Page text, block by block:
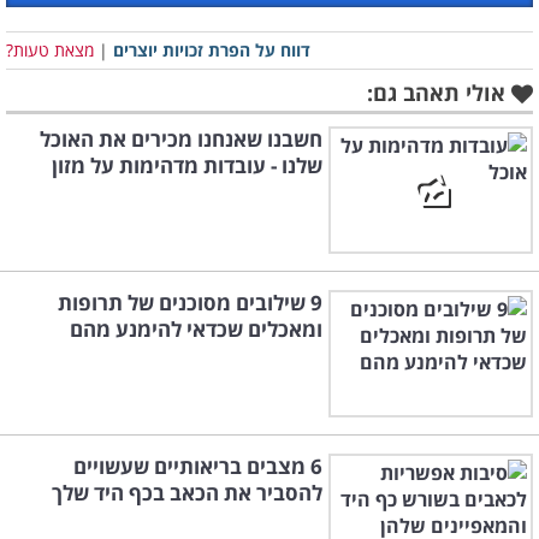
שהאוכל התעכל, כמו למשל: כאבי בטן, נפיחות,
גזים, כאבי ראש ומיגרנות, גרד בעור ועוד, ובמקרים
חריפים יותר יכולים אף להופיע שלשולים, עצירויות
והימצאות דם בצואה.
תופעה בריאותית נוספת שקיימת באותו התחום
היא אלרגיה למזון, שרבים מתבלבלים בינה ובין
רגישות למזון, אך צריך להבין כי יש הבדל בין
השניים: אחוז הסובלים מרגישויות למזון בקרב
האוכלוסייה גדול בהרבה מאחוז הסובלים
מאלרגיות מזון. כמו כן, במקרה של אלרגיה למזון
(תגובה חיסונית שלילית לחלבון במזון), התסמינים
מתפרצים עד כשעתיים מאכילת המזון אליו
אלרגיים, ומספיק להיחשף לכמות מזערית שלו כדי
דווח על הפרת זכויות יוצרים | מצאת טעות?
אולי תאהב גם:
חשבנו שאנחנו מכירים את האוכל
שלנו - עובדות מדהימות על מזון
9 שילובים מסוכנים של תרופות
ומאכלים שכדאי להימנע מהם
6 מצבים בריאותיים שעשויים
להסביר את הכאב בכף היד שלך